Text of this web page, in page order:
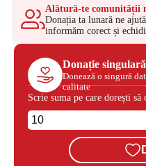
Alătură-te comunității
Donația ta lunară ne
informăm corect și
Donație singulară
Donează o singură
calitate
Scrie suma pe care dorești să